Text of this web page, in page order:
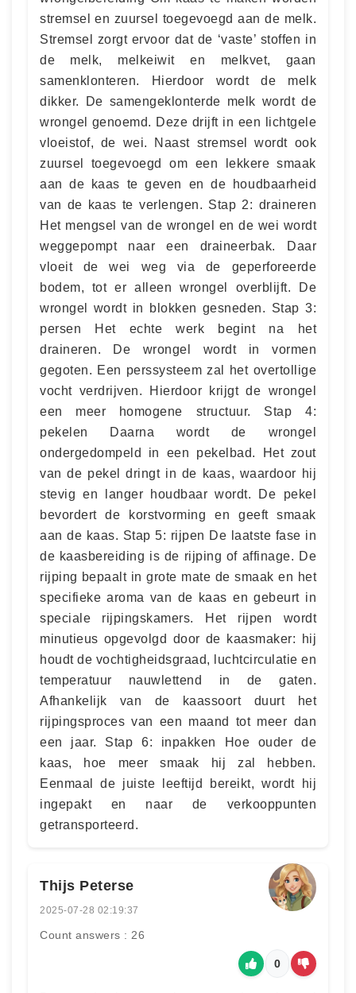
stremsel en zuursel toegevoegd aan de melk.
Stremsel zorgt ervoor dat de ‘vaste’ stoffen in
de melk, melkeiwit en melkvet, gaan
samenklonteren. Hierdoor wordt de melk
dikker. De samengeklonterde melk wordt de
wrongel genoemd. Deze drijft in een lichtgele
vloeistof, de wei. Naast stremsel wordt ook
zuursel toegevoegd om een lekkere smaak
aan de kaas te geven en de houdbaarheid
van de kaas te verlengen. Stap 2: draineren
Het mengsel van de wrongel en de wei wordt
weggepompt naar een draineerbak. Daar
vloeit de wei weg via de geperforeerde
bodem, tot er alleen wrongel overblijft. De
wrongel wordt in blokken gesneden. Stap 3:
persen Het echte werk begint na het
draineren. De wrongel wordt in vormen
gegoten. Een perssysteem zal het overtollige
vocht verdrijven. Hierdoor krijgt de wrongel
een meer homogene structuur. Stap 4:
pekelen Daarna wordt de wrongel
ondergedompeld in een pekelbad. Het zout
van de pekel dringt in de kaas, waardoor hij
stevig en langer houdbaar wordt. De pekel
bevordert de korstvorming en geeft smaak
aan de kaas. Stap 5: rijpen De laatste fase in
de kaasbereiding is de rijping of affinage. De
rijping bepaalt in grote mate de smaak en het
specifieke aroma van de kaas en gebeurt in
speciale rijpingskamers. Het rijpen wordt
minutieus opgevolgd door de kaasmaker: hij
houdt de vochtigheidsgraad, luchtcirculatie en
temperatuur nauwlettend in de gaten.
Afhankelijk van de kaassoort duurt het
rijpingsproces van een maand tot meer dan
een jaar. Stap 6: inpakken Hoe ouder de
kaas, hoe meer smaak hij zal hebben.
Eenmaal de juiste leeftijd bereikt, wordt hij
ingepakt en naar de verkooppunten
getransporteerd.
Thijs Peterse
2025-07-28 02:19:37
Count answers : 26
0